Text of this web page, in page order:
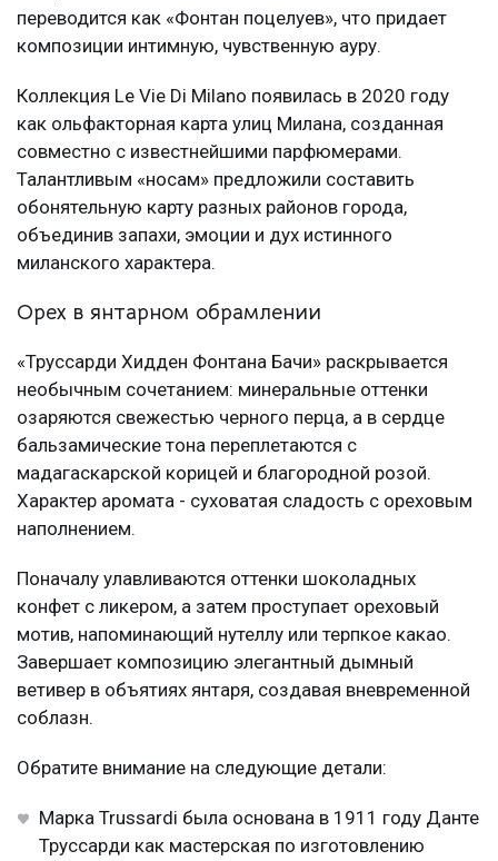
переводится как «Фонтан поцелуев», что придает
композиции интимную, чувственную ауру.
Коллекция Le Vie Di Milano появилась в 2020 году
как ольфакторная карта улиц Милана, созданная
совместно с известнейшими парфюмерами.
Талантливым «носам» предложили составить
обонятельную карту разных районов города,
объединив запахи, эмоции и дух истинного
миланского характера.
Орех в янтарном обрамлении
«Труссарди Хидден Фонтана Бачи» раскрывается
необычным сочетанием: минеральные оттенки
озаряются свежестью черного перца, а в сердце
бальзамические тона переплетаются с
мадагаскарской корицей и благородной розой.
Характер аромата - суховатая сладость с ореховым
наполнением.
Поначалу улавливаются оттенки шоколадных
конфет с ликером, а затем проступает ореховый
мотив, напоминающий нутеллу или терпкое какао.
Завершает композицию элегантный дымный
ветивер в объятиях янтаря, создавая вневременной
соблазн.
Обратите внимание на следующие детали:
Марка Trussardi была основана в 1911 году Данте
Труссарди как мастерская по изготовлению